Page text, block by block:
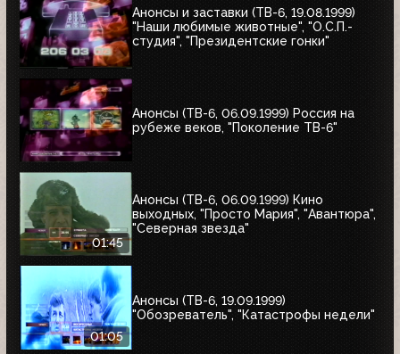
Анонсы и заставки (ТВ-6, 19.08.1999)
"Наши любимые животные", "О.С.П.-
студия", "Президентские гонки"
Анонсы (ТВ-6, 06.09.1999) Россия на
рубеже веков, "Поколение ТВ-6"
01:45
Анонсы (ТВ-6, 06.09.1999) Кино
выходных, "Просто Мария", "Авантюра",
"Северная звезда"
01:05
Анонсы (ТВ-6, 19.09.1999)
"Обозреватель", "Катастрофы недели"